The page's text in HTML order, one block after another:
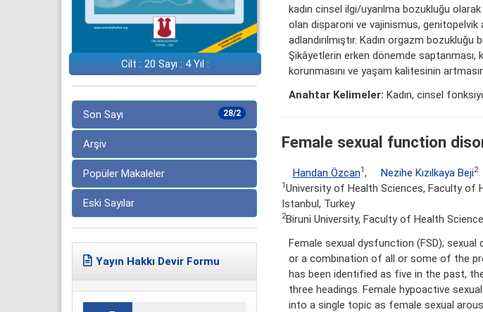
Cilt : 20 Sayı : 4 Yıl :
28/2
Son Sayı
Arşiv
Popüler Makaleler
Eski Sayılar
Yayın Hakkı Devir Formu
kadın cinsel ilgi/uyarılma bozukluğu
olan disparoni ve vajinismus,
adlandırılmıştır. Kadın orgazm
Şikâyetlerin erken dönemde saptanması,
korunmasını ve yaşam kalitesinin
Anahtar Kelimeler: Kadın, cinsel
Female sexual function
Handan Özcan1, Nezihe Kızılkaya Beji2
1University of Health Sciences, Faculty of
Istanbul, Turkey
2Biruni University, Faculty of Health
Female sexual dysfunction (FSD);
or a combination of all or some of the
has been identified as five in the past,
three headings. Female hypoactive
into a single topic as female sexual